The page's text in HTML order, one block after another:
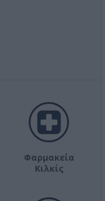
Φαρμακεία
Κιλκίς